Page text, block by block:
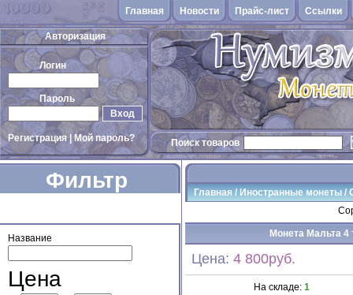
Главная Новости Прайс-лист Cсылки
Авторизация
Логин
Пароль
Вход
Регистрация|Мой пароль? Поиск товаров
Фильтр
Название
Цена
Главная / Иностранные монеты/
Монета Мальта 4
Цена: 4 800руб.
На складе: 1